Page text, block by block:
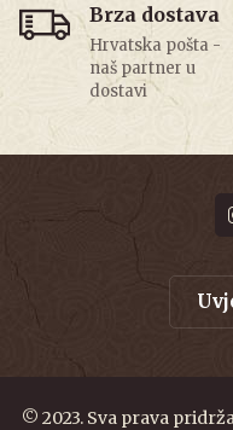
Brza dostava
Hrvatska pošta -
naš partner u
dostavi
© 2023. Sva prava